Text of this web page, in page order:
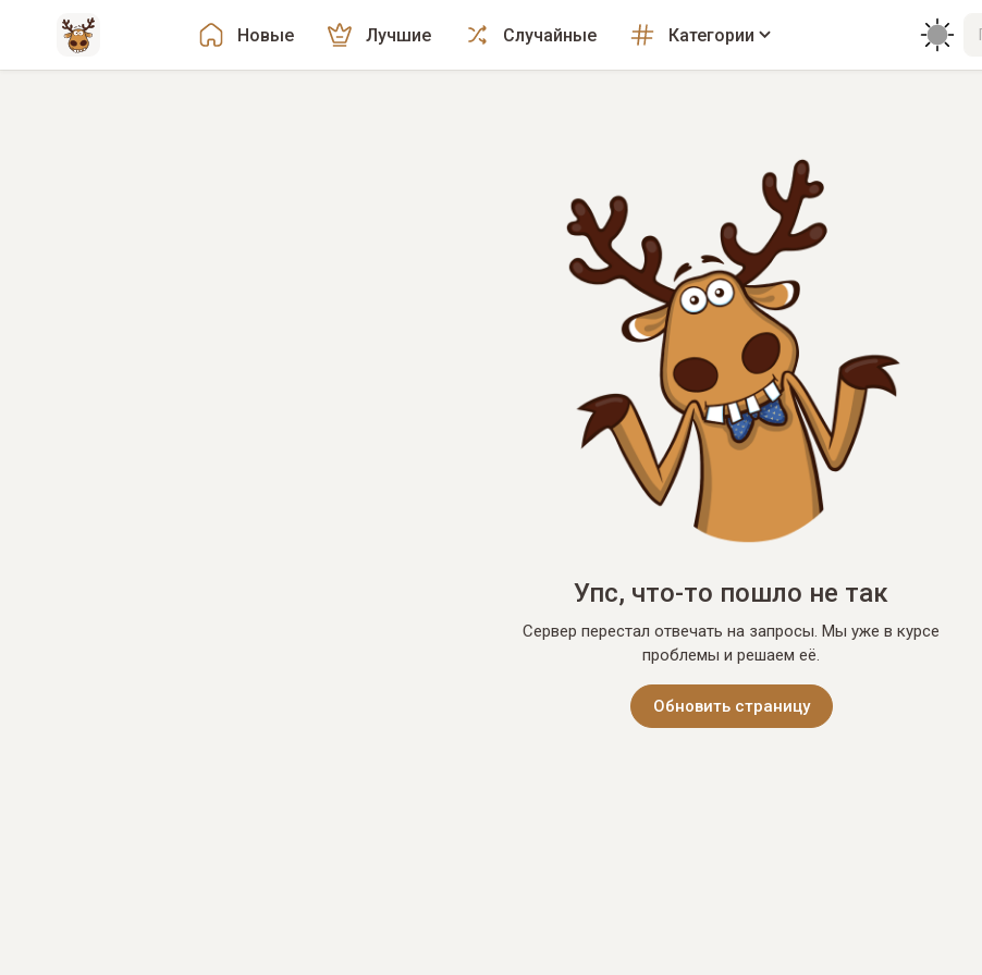
Новые Лучшие Случайные Категории
Упс, что-то пошло не так
Сервер перестал отвечать на запросы. Мы уже в курсе
проблемы и решаем её.
Обновить страницу